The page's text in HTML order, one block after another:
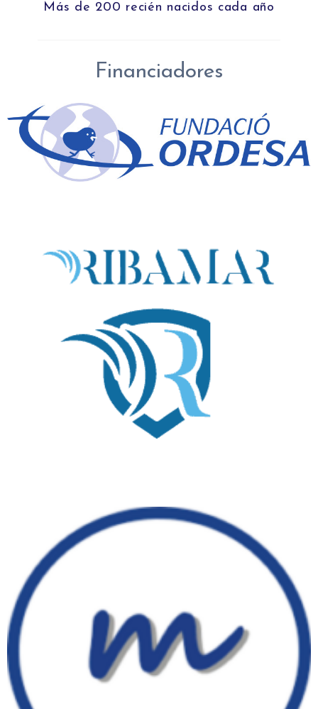
Más de 200 recién nacidos cada año
Financiadores